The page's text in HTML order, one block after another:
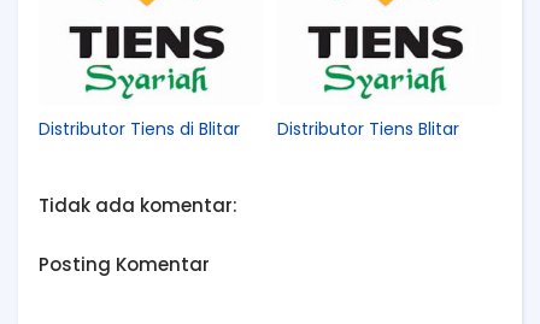
Distributor Tiens di Blitar Distributor Tiens Blitar
Tidak ada komentar:
Posting Komentar